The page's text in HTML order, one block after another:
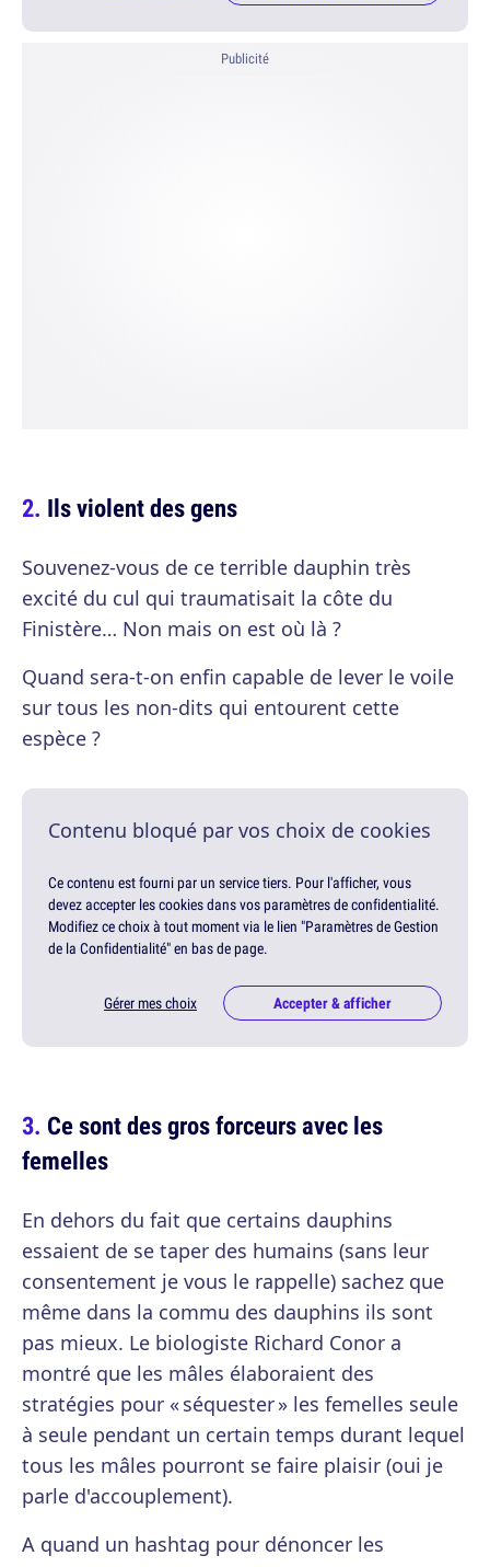
Publicité
Ils violent des gens
Souvenez-vous de ce terrible dauphin très
excité du cul qui traumatisait la côte du
Finistère… Non mais on est où là ?
Quand sera-t-on enfin capable de lever le voile
sur tous les non-dits qui entourent cette
espèce ?
Contenu bloqué par vos choix de cookies
Ce contenu est fourni par un service tiers. Pour l'afficher, vous
devez accepter les cookies dans vos paramètres de confidentialité.
Modifiez ce choix à tout moment via le lien "Paramètres de Gestion
de la Confidentialité" en bas de page.
Gérer mes choix Accepter & afficher
Ce sont des gros forceurs avec les
femelles
En dehors du fait que certains dauphins
essaient de se taper des humains (sans leur
consentement je vous le rappelle) sachez que
même dans la commu des dauphins ils sont
pas mieux. Le biologiste Richard Conor a
montré que les mâles élaboraient des
stratégies pour « séquester » les femelles seule
à seule pendant un certain temps durant lequel
tous les mâles pourront se faire plaisir (oui je
parle d'accouplement).
A quand un hashtag pour dénoncer les